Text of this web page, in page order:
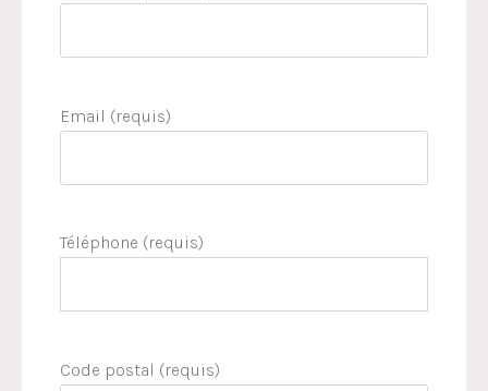
Email (requis)
Téléphone (requis)
Code postal (requis)